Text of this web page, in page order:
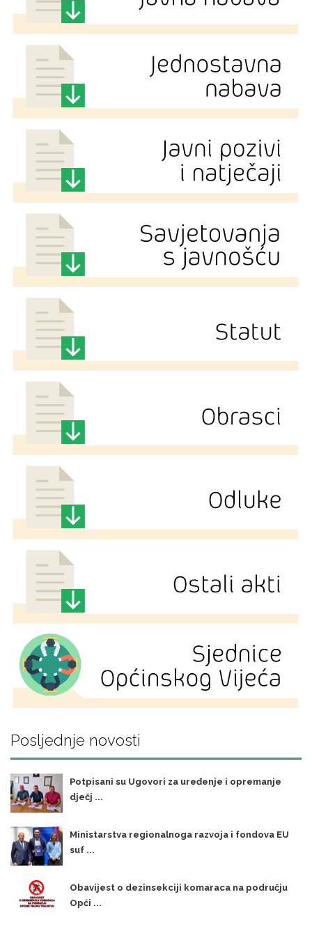
Posljednje novosti
Potpisani su Ugovori za uređenje i opremanje
dječj ...
Ministarstva regionalnoga razvoja i fondova EU
suf ...
Obavijest o dezinsekciji komaraca na području
Opći ...